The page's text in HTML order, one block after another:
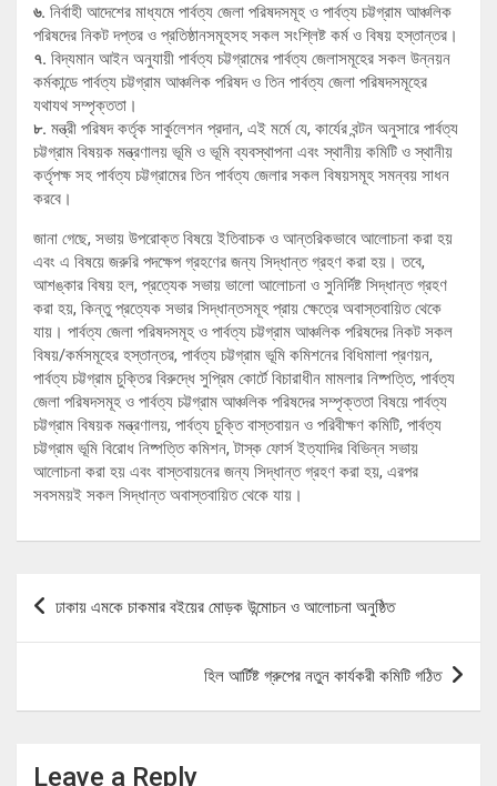
৬. নির্বাহী আদেশের মাধ্যমে পার্বত্য জেলা পরিষদসমূহ ও পার্বত্য চট্টগ্রাম আঞ্চলিক
পরিষদের নিকট দপ্তর ও প্রতিষ্ঠানসমূহসহ সকল সংশ্লিষ্ট কর্ম ও বিষয় হস্তান্তর।
৭. বিদ্যমান আইন অনুযায়ী পার্বত্য চট্টগ্রামের পার্বত্য জেলাসমূহের সকল উন্নয়ন
কর্মকান্ডে পার্বত্য চট্টগ্রাম আঞ্চলিক পরিষদ ও তিন পার্বত্য জেলা পরিষদসমূহের
যথাযথ সম্পৃক্ততা।
৮. মন্ত্রী পরিষদ কর্তৃক সার্কুলেশন প্রদান, এই মর্মে যে, কার্যের বন্টন অনুসারে পার্বত্য
চট্টগ্রাম বিষয়ক মন্ত্রণালয় ভূমি ও ভূমি ব্যবস্থাপনা এবং স্থানীয় কমিটি ও স্থানীয়
কর্তৃপক্ষ সহ পার্বত্য চট্টগ্রামের তিন পার্বত্য জেলার সকল বিষয়সমূহ সমন্বয় সাধন
করবে।
জানা গেছে, সভায় উপরোক্ত বিষয়ে ইতিবাচক ও আন্তরিকভাবে আলোচনা করা হয়
এবং এ বিষয়ে জরুরি পদক্ষেপ গ্রহণের জন্য সিদ্ধান্ত গ্রহণ করা হয়। তবে,
আশঙ্কার বিষয় হল, প্রত্যেক সভায় ভালো আলোচনা ও সুনির্দিষ্ট সিদ্ধান্ত গ্রহণ
করা হয়, কিন্তু প্রত্যেক সভার সিদ্ধান্তসমূহ প্রায় ক্ষেত্রে অবাস্তবায়িত থেকে
যায়। পার্বত্য জেলা পরিষদসমূহ ও পার্বত্য চট্টগ্রাম আঞ্চলিক পরিষদের নিকট সকল
বিষয়/কর্মসমূহের হস্তান্তর, পার্বত্য চট্টগ্রাম ভূমি কমিশনের বিধিমালা প্রণয়ন,
পার্বত্য চট্টগ্রাম চুক্তির বিরুদ্ধে সুপ্রিম কোর্টে বিচারাধীন মামলার নিষ্পত্তি, পার্বত্য
জেলা পরিষদসমূহ ও পার্বত্য চট্টগ্রাম আঞ্চলিক পরিষদের সম্পৃক্ততা বিষয়ে পার্বত্য
চট্টগ্রাম বিষয়ক মন্ত্রণালয়, পার্বত্য চুক্তি বাস্তবায়ন ও পরিবীক্ষণ কমিটি, পার্বত্য
চট্টগ্রাম ভূমি বিরোধ নিষ্পত্তি কমিশন, টাস্ক ফোর্স ইত্যাদির বিভিন্ন সভায়
আলোচনা করা হয় এবং বাস্তবায়নের জন্য সিদ্ধান্ত গ্রহণ করা হয়, এরপর
সবসময়ই সকল সিদ্ধান্ত অবাস্তবায়িত থেকে যায়।
Post
navigation
ঢাকায় এমকে চাকমার বইয়ের মোড়ক উন্মোচন ও আলোচনা অনুষ্ঠিত
হিল আর্টিষ্ট গ্রুপের নতুন কার্যকরী কমিটি গঠিত
Leave a Reply